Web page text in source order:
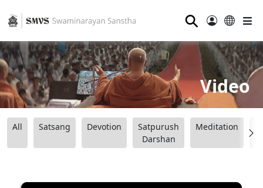
⚲
Video
All Satsang Devotion
Satpurush
Darshan
Meditation